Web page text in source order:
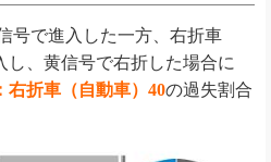
号で進入した一方、右折車
し、黄信号で右折した場合に
右折車（自動車）40の過失割合